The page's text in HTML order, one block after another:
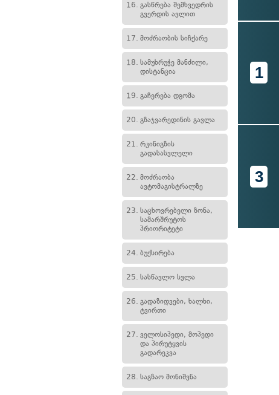
16. გასწრება შემხვედრის
გვერდის ავლით
17. მოძრაობის სიჩქარე
18. სამუხრუჭე მანძილი,
დისტანცია
19. გაჩერება დგომა
20. გზაჯვარედინის გავლა
21. რკინიგზის
გადასასვლელი
22. მოძრაობა
ავტომაგისტრალზე
23. საცხოვრებელი ზონა,
სამარშრუტოს
პრიორიტეტი
24. ბუქსირება
25. სასწავლო სვლა
26. გადაზიდვები, ხალხი,
ტვირთი
27. ველოსიპედი, მოპედი
და პირუტყვის
გადარეკვა
28. საგზაო მონიშვნა
1
3